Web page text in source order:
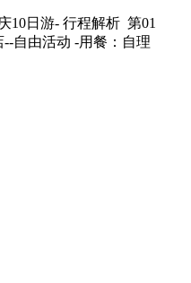
10日游- 行程解析 第01
--自由活动 -用餐：自理